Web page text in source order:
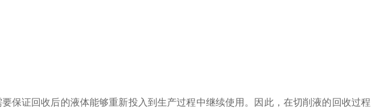
证回收后的液体能够重新投入到生产过程中继续使用。因此，在切削液的回收过程